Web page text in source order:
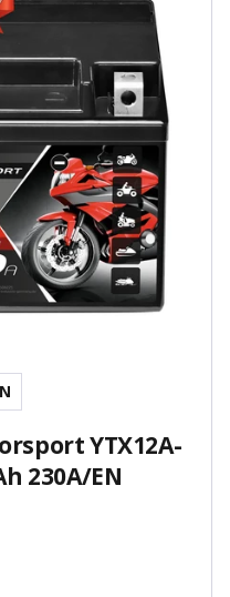
YTX12A-
230A/EN